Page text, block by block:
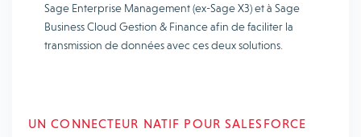
Sage Enterprise Management (ex-Sage X3) et à Sage
Business Cloud Gestion & Finance afin de faciliter la
transmission de données avec ces deux solutions.
UN CONNECTEUR NATIF POUR SALESFORCE